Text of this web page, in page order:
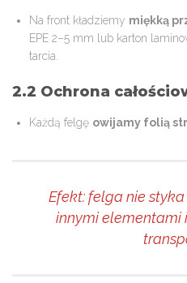
Na front kładziemy miękką
EPE 2–5 mm lub karton
tarcia.
2.2 Ochrona
Każdą felgę owijamy folią
Efekt: felga nie
innymi elementami